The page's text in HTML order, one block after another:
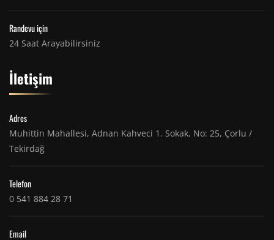
Randevu için
24 Saat Arayabilirsiniz
İletişim
Adres
Muhittin Mahallesi, Adnan Kahveci 1. Sokak, No: 25, Çorlu /
Tekirdağ
Telefon
0 541 884 28 71
Email